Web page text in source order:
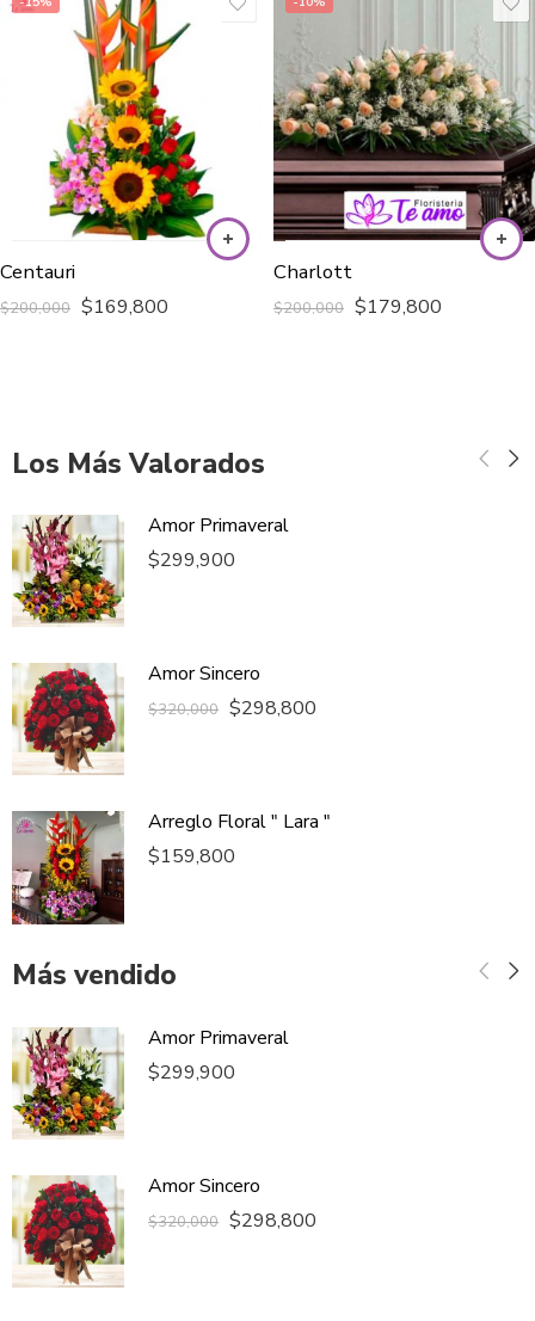
Centauri
$200,000 $169,800
Charlott
$200,000 $179,800
Los Más Valorados
Amor Primaveral
$299,900
Amor Sincero
$320,000 $298,800
Arreglo Floral " Lara "
$159,800
Más vendido
Amor Primaveral
$299,900
Amor Sincero
$320,000 $298,800